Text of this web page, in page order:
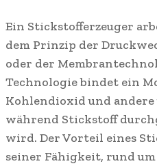
Ein Stickstofferzeuger
dem Prinzip der
oder der
Technologie bindet ein
Kohlendioxid und andere
während Stickstoff
wird. Der Vorteil eines
seiner Fähigkeit, rund